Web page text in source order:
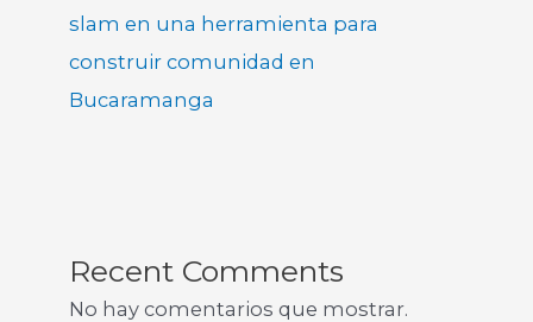
slam en una herramienta para
construir comunidad en
Bucaramanga
Recent Comments
No hay comentarios que mostrar.